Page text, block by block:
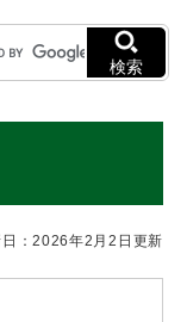
検索
日：2026年2月2日更新